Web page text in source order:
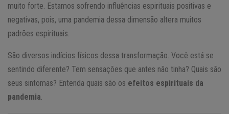
muito forte. Estamos sofrendo influências espirituais positivas e
negativas, pois, uma pandemia dessa dimensão altera muitos
padrões espirituais.
São diversos indícios físicos dessa transformação. Você está se
sentindo diferente? Tem sensações que antes não tinha? Quais são
seus sintomas? Entenda quais são os efeitos espirituais da
pandemia